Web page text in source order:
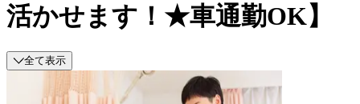
活かせます！★車通勤OK】
全て表示